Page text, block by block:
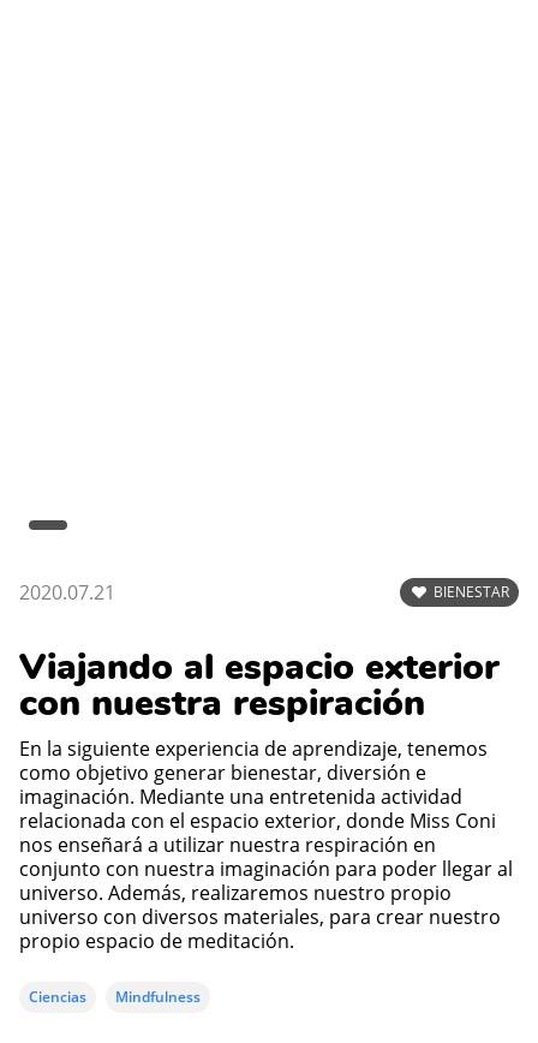
2020.07.21 BIENESTAR
Viajando al espacio exterior
con nuestra respiración
En la siguiente experiencia de aprendizaje, tenemos
como objetivo generar bienestar, diversión e
imaginación. Mediante una entretenida actividad
relacionada con el espacio exterior, donde Miss Coni
nos enseñará a utilizar nuestra respiración en
conjunto con nuestra imaginación para poder llegar al
universo. Además, realizaremos nuestro propio
universo con diversos materiales, para crear nuestro
propio espacio de meditación.
Ciencias Mindfulness